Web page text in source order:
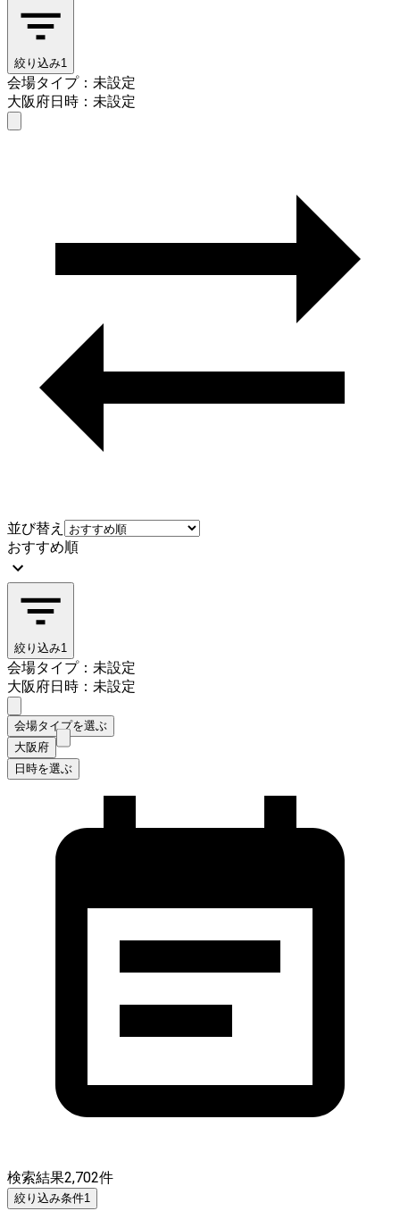
絞り込み1
会場タイプ：未設定
大阪府日時：未設定
並び替え
おすすめ順
絞り込み1
会場タイプ：未設定
大阪府日時：未設定
会場タイプを選ぶ
大阪府
日時を選ぶ
検索結果2,702件
絞り込み条件1